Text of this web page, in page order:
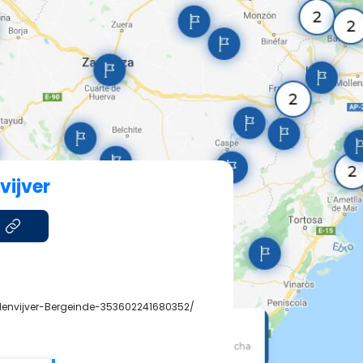
Bergeinde-353602241680352/